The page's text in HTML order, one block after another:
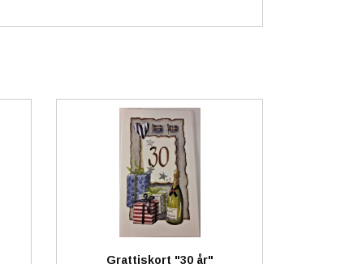
Grattiskort "30 år"